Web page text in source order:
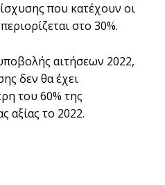
που κατέχουν οι
στο 30%.
αιτήσεων 2022,
δεν θα έχει
του 60% της
αξίας το 2022.